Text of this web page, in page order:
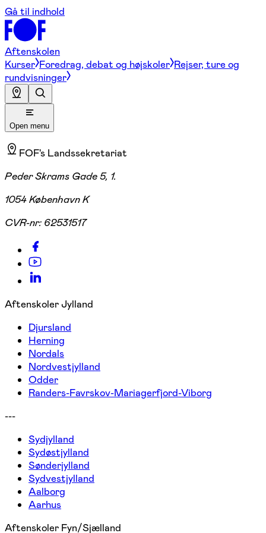
Gå til indhold
Aftenskolen
Kurser Foredrag, debat og højskoler Rejser, ture og
rundvisninger
Open menu
FOF's Landssekretariat
Peder Skrams Gade 5, 1.
1054 København K
CVR-nr: 62531517
Aftenskoler Jylland
Djursland
Herning
Nordals
Nordvestjylland
Odder
Randers-Favrskov-Mariagerfjord-Viborg
---
Sydjylland
Sydøstjylland
Sønderjylland
Sydvestjylland
Aalborg
Aarhus
Aftenskoler Fyn/Sjælland